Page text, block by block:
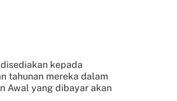
kepada
tahunan mereka dalam
Awal yang dibayar akan